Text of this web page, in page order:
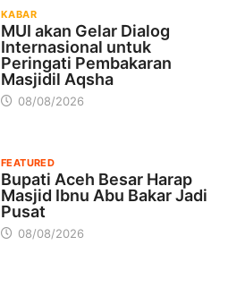
KABAR
MUI akan Gelar Dialog
Internasional untuk
Peringati Pembakaran
Masjidil Aqsha
08/08/2026
FEATURED
Bupati Aceh Besar Harap
Masjid Ibnu Abu Bakar Jadi
Pusat
08/08/2026